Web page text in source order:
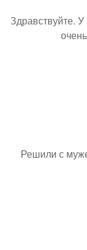
Здравствуйте.
Решили с